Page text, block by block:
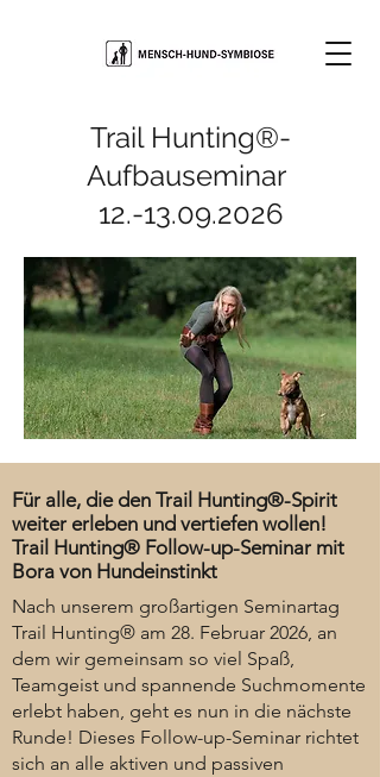
Trail Hunting®-
Aufbauseminar
12.-13.09.2026
Für alle, die den Trail Hunting®-Spirit
weiter erleben und vertiefen wollen!
Trail Hunting® Follow-up-Seminar mit
Bora von Hundeinstinkt
Nach unserem großartigen Seminartag
Trail Hunting® am 28. Februar 2026, an
dem wir gemeinsam so viel Spaß,
Teamgeist und spannende Suchmomente
erlebt haben, geht es nun in die nächste
Runde! Dieses Follow-up-Seminar richtet
sich an alle aktiven und passiven